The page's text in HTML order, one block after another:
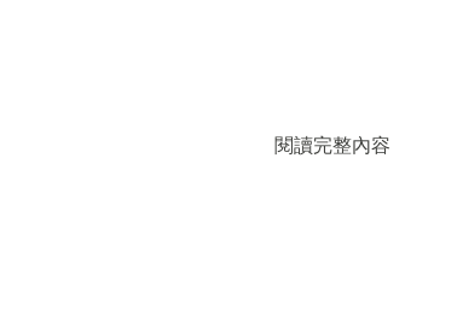
閱讀完整內容